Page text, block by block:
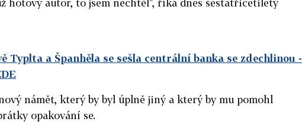
Typlta a Španhěla se sešla centrální banka se zdechlinou -
námět, který by byl úplně jiný a který by mu pomohl
opakování se.